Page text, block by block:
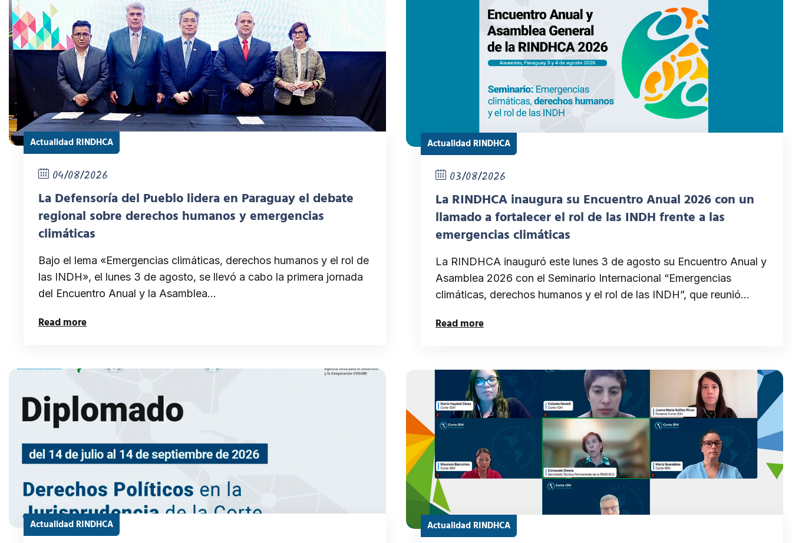
Actualidad RINDHCA
04/08/2026
La Defensoría del Pueblo lidera en Paraguay el debate
regional sobre derechos humanos y emergencias
climáticas
Bajo el lema «Emergencias climáticas, derechos humanos y el rol de
las INDH», el lunes 3 de agosto, se llevó a cabo la primera jornada
del Encuentro Anual y la Asamblea…
Read more
Actualidad RINDHCA
03/08/2026
La RINDHCA inaugura su Encuentro Anual 2026 con un
llamado a fortalecer el rol de las INDH frente a las
emergencias climáticas
La RINDHCA inauguró este lunes 3 de agosto su Encuentro Anual y
Asamblea 2026 con el Seminario Internacional “Emergencias
climáticas, derechos humanos y el rol de las INDH”, que reunió…
Read more
Actualidad RINDHCA Actualidad RINDHCA